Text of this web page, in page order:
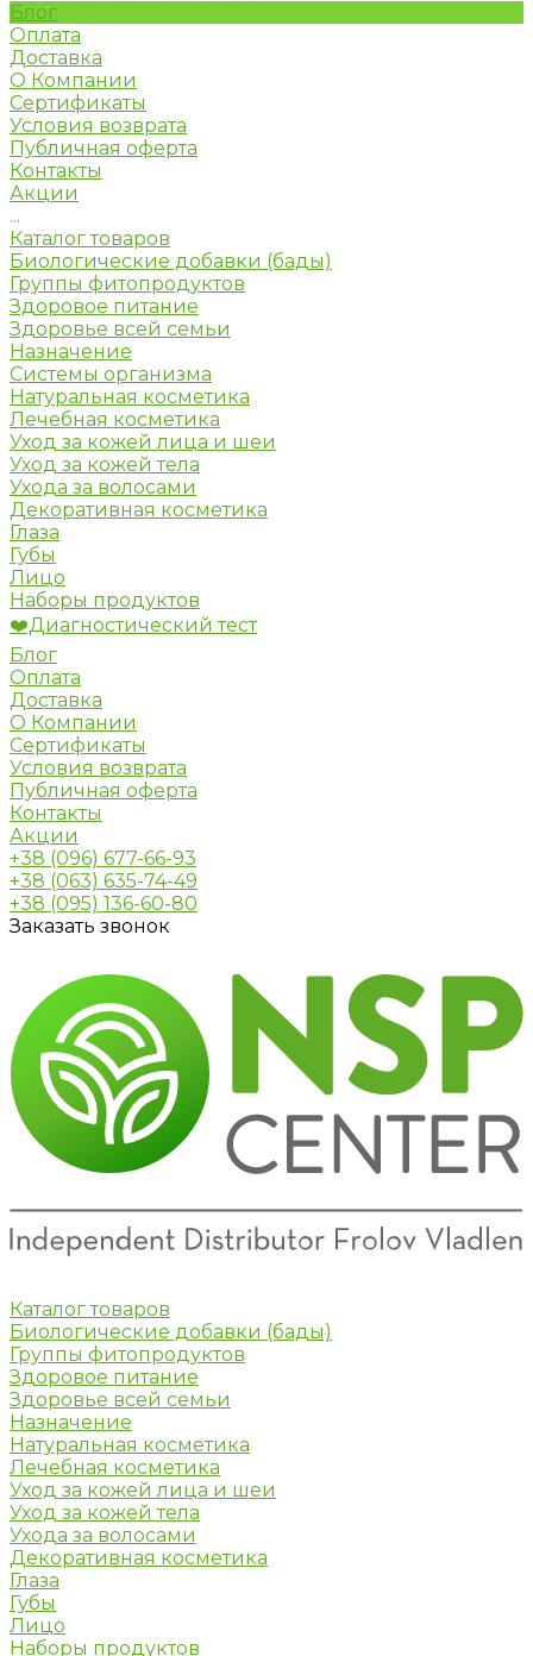
Блог
Оплата
Доставка
О Компании
Сертификаты
Условия возврата
Публичная оферта
Контакты
Акции
...
Каталог товаров
Биологические добавки (бады)
Группы фитопродуктов
Здоровое питание
Здоровье всей семьи
Назначение
Системы организма
Натуральная косметика
Лечебная косметика
Уход за кожей лица и шеи
Уход за кожей тела
Ухода за волосами
Декоративная косметика
Глаза
Губы
Лицо
Наборы продуктов
❤️Диагностический тест
Блог
Оплата
Доставка
О Компании
Сертификаты
Условия возврата
Публичная оферта
Контакты
Акции
+38 (096) 677-66-93
+38 (063) 635-74-49
+38 (095) 136-60-80
Заказать звонок
Каталог товаров
Биологические добавки (бады)
Группы фитопродуктов
Здоровое питание
Здоровье всей семьи
Назначение
Натуральная косметика
Лечебная косметика
Уход за кожей лица и шеи
Уход за кожей тела
Ухода за волосами
Декоративная косметика
Глаза
Губы
Лицо
Наборы продуктов